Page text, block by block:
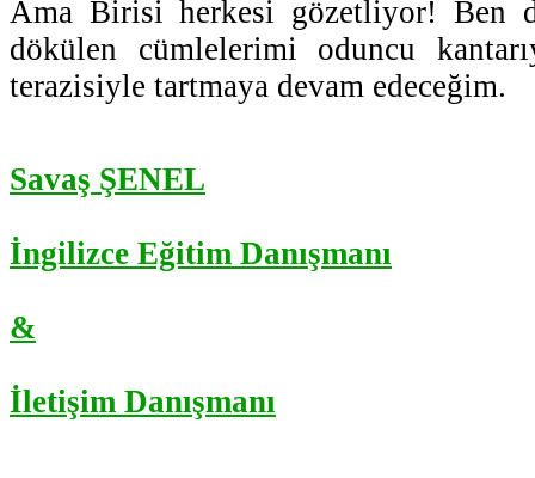
Ama Birisi herkesi gözetliyor! Ben
dökülen cümlelerimi oduncu
terazisiyle tartmaya devam edeceğim.
Savaş ŞENEL
İngilizce Eğitim Danışmanı
&
İletişim Danışmanı